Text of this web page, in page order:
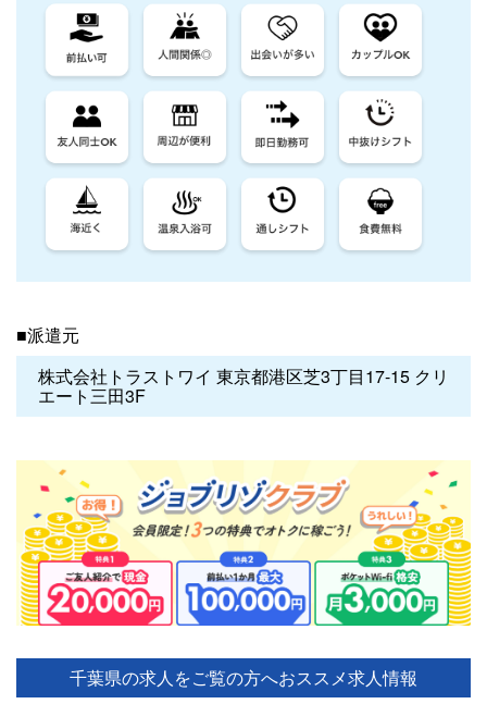
■派遣元
株式会社トラストワイ 東京都港区芝3丁目17-15 クリ
エート三田3F
千葉県の求人をご覧の方へおススメ求人情報